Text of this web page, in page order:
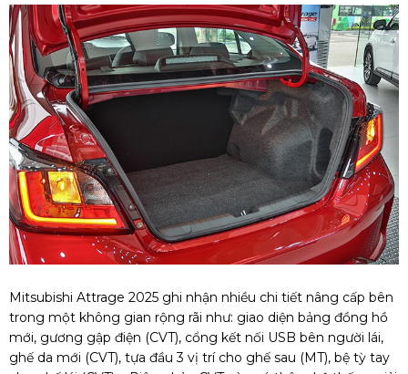
Mitsubishi Attrage 2025 ghi nhận nhiều chi tiết nâng cấp bên
trong một không gian rộng rãi như: giao diện bảng đồng hồ
mới, gương gập điện (CVT), cổng kết nối USB bên người lái,
ghế da mới (CVT), tựa đầu 3 vị trí cho ghế sau (MT), bệ tỳ tay